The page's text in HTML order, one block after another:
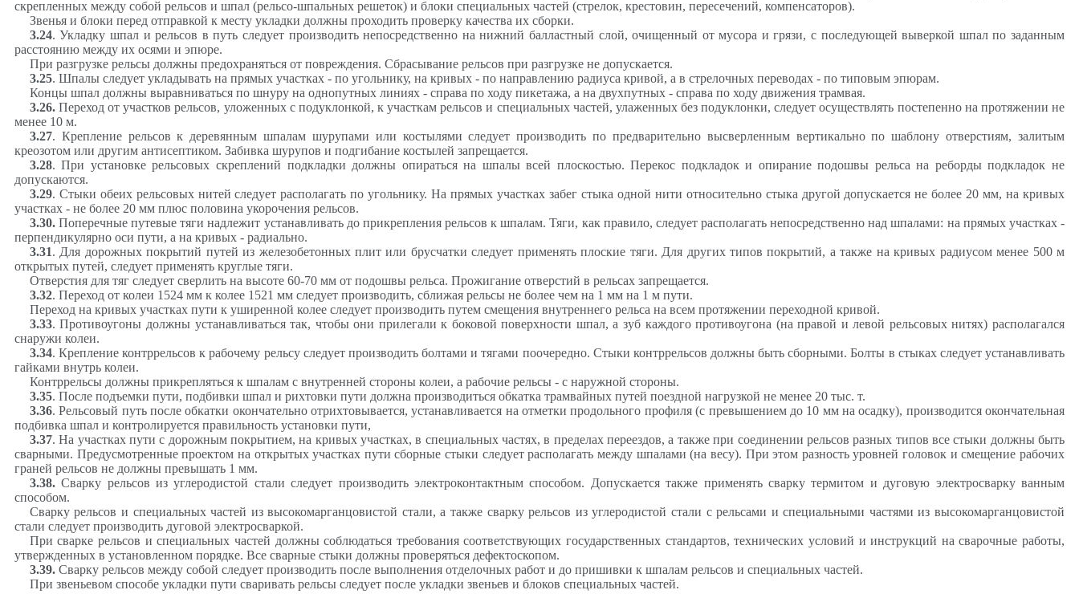
скрепленных между собой рельсов и шпал (рельсо-шпальных решеток) и блоки специальных частей (стрелок, крестовин, пересечений, компенсаторов).
Звенья и блоки перед отправкой к месту укладки должны проходить проверку качества их сборки.
3.24. Укладку шпал и рельсов в путь следует производить непосредственно на нижний балластный слой, очищенный от мусора и грязи, с последующей выверкой шпал по заданным
расстоянию между их осями и эпюре.
При разгрузке рельсы должны предохраняться от повреждения. Сбрасывание рельсов при разгрузке не допускается.
3.25. Шпалы следует укладывать на прямых участках - по угольнику, нa кривых - по направлению радиуса кривой, а в стрелочных переводах - по типовым эпюрам.
Концышпал должны выравниваться по шнуру на однопутных линиях - справа по ходу пикетажа, а на двухпутных - справа по ходу движения трамвая.
3.26.Переход от участков рельсов, уложенных с подуклонкой, к участкам рельсов и специальных частей, улаженных без подуклонки, следует осуществлять постепенно на протяжении не
менее 10 м.
3.27. Крепление рельсов к деревянным шпалам шурупами или костылями следует производить по предварительно высверленным вертикально по шаблону отверстиям, залитым
креозотом или другим антисептиком. Забивка шурупов и подгибание костылей запрещается.
3.28. При установке рельсовых скреплений подкладки должны опираться на шпалы всей плоскостью. Перекос подкладок и опирание подошвы рельса на реборды подкладок не
допускаются.
3.29. Стыки обеих рельсовых нитей следует располагать по угольнику. На прямых участках забег стыка одной нити относительно стыка другой допускается не более 20 мм, на кривых
участках - не более 20 мм плюс половина укорочения рельсов.
3.30.Поперечные путевые тяги надлежит устанавливать до прикрепления рельсов к шпалам. Тяги, как правило, следует располагать непосредственно над шпалами: на прямых участках -
перпендикулярно оси пути, а на кривых - радиально.
3.31. Для дорожных покрытий путей из железобетонных плит или брусчатки следует применять плоские тяги. Для других типов покрытий, а также на кривых радиусом менее 500 м
открытых путей, следует применять круглые тяги.
Отверстия для тяг следует сверлить на высоте 60-70 мм от подошвы рельса. Прожигание отверстий в рельсах запрещается.
3.32. Переход от колеи 1524 мм к колее 1521 мм следует производить, сближая рельсы не более чем на 1 мм на 1 м пути.
Переход на кривых участках пути к уширенной колее следует производить путем смещения внутреннего рельса на всем протяжении переходной кривой.
3.33. Противоугоны должны устанавливаться так, чтобы они прилегали к боковой поверхности шпал, а зуб каждого противоугона (на правой и левой рельсовых нитях) располагался
снаружи колеи.
3.34. Крепление контррельсов к рабочему рельсу следует производить болтами и тягами поочередно. Стыки контррельсов должны быть сборными. Болты в стыках следует устанавливать
гайками внутрь колеи.
Контррельсы должны прикрепляться к шпалам с внутренней стороны колеи, а рабочие рельсы - с наружной стороны.
3.35. После подъемки пути, подбивки шпал и рихтовки пути должна производиться обкатка трамвайных путей поездной нагрузкой не менее 20 тыс. т.
3.36. Рельсовый путь после обкатки окончательно отрихтовывается, устанавливается на отметки продольного профиля (с превышением до 10 мм на осадку), производится окончательная
подбивка шпал и контролируется правильность установки пути,
3.37. На участках пути с дорожным покрытием, на кривых участках, в специальных частях, в пределах переездов, а также при соединении рельсов разных типов все стыки должны быть
сварными. Предусмотренные проектом на открытых участках пути сборные стыки следует располагать между шпалами (на весу). При этом разность уровней головок и смещение рабочих
граней рельсов не должны превышать 1 мм.
3.38.Сварку рельсов из углеродистой стали следует производить электроконтактным способом. Допускается также применять сварку термитом и дуговую электросварку ванным
способом.
Сварку рельсов и специальных частей из высокомарганцовистой стали, а также сварку рельсов из углеродистой стали с рельсами и специальными частями из высокомарганцовистой
стали следует производить дуговой электросваркой.
При сварке рельсов и специальных частей должны соблюдаться требования соответствующих государственных стандартов, технических условий и инструкций на сварочные работы,
утвержденных в установленном порядке. Все сварные стыки должны проверяться дефектоскопом.
3.39.Сварку рельсов между собой следует производить после выполнения отделочных работ и до пришивки к шпалам рельсов и специальных частей.
При звеньевом способе укладки пути сваривать рельсы следует после укладки звеньев и блоков специальных частей.